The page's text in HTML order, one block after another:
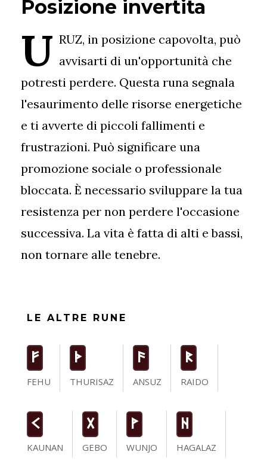
Posizione invertita
U RUZ, in posizione capovolta, può
avvisarti di un'opportunità che
potresti perdere. Questa runa segnala
l'esaurimento delle risorse energetiche
e ti avverte di piccoli fallimenti e
frustrazioni. Può significare una
promozione sociale o professionale
bloccata. È necessario sviluppare la tua
resistenza per non perdere l'occasione
successiva. La vita è fatta di alti e bassi,
non tornare alle tenebre.
LE ALTRE RUNE
F
FEHU
T
THURISAZ
a
ANSUZ
R
RAIDO
K
KAUNAN
G
GEBO
W
WUNJO
H
HAGALAZ